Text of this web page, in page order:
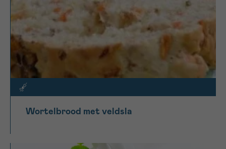
Wortelbrood met veldsla